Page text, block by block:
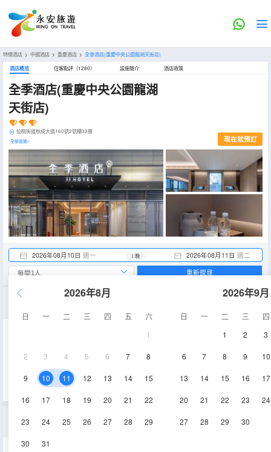
特價酒店 > 中國酒店 > 重慶酒店 > 全季酒店(重慶中央公園龍湖天街店)
酒店概览 住客點評（1280） 設施簡介 酒店政策
全季酒店(重慶中央公園龍湖
天街店)
仙桃街道秋成大道160號2號樓39層
全部設施> 現在就預訂
2026年08月10日 週一 2026年08月11日 週二
1 晚
2026年8月
日 一 二 三 四 五
六
1
2 3 4 5 6 7 8
9 10 11 12 13 14 15
16 17 18 19 20 21 22
23 24 25 26 27 28 29
30 31
2026年9月
日 一 二 三
四
1
2 3
6 7 8 9 10
13 14 15 16 17
20 21 22 23 24
27 28 29 30
重新搜尋
空調